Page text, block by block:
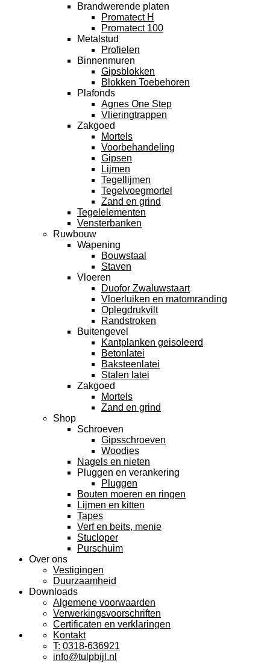
Brandwerende platen
Promatect H
Promatect 100
Metalstud
Profielen
Binnenmuren
Gipsblokken
Blokken Toebehoren
Plafonds
Agnes One Step
Vlieringtrappen
Zakgoed
Mortels
Voorbehandeling
Gipsen
Lijmen
Tegellijmen
Tegelvoegmortel
Zand en grind
Tegelelementen
Vensterbanken
Ruwbouw
Wapening
Bouwstaal
Staven
Vloeren
Duofor Zwaluwstaart
Vloerluiken en matomranding
Oplegdrukvilt
Randstroken
Buitengevel
Kantplanken geisoleerd
Betonlatei
Baksteenlatei
Stalen latei
Zakgoed
Mortels
Zand en grind
Shop
Schroeven
Gipsschroeven
Woodies
Nagels en nieten
Pluggen en verankering
Pluggen
Bouten moeren en ringen
Lijmen en kitten
Tapes
Verf en beits, menie
Stucloper
Purschuim
Over ons
Vestigingen
Duurzaamheid
Downloads
Algemene voorwaarden
Verwerkingsvoorschriften
Certificaten en verklaringen
Kontakt
T: 0318-636921
info@tulpbijl.nl